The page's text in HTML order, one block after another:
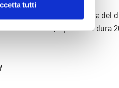
tutti
Fattori come la natura del
In media, il percorso dura